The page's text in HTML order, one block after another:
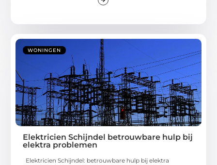
WONINGEN
Elektricien Schijndel betrouwbare hulp bij
elektra problemen
Elektricien Schijndel: betrouwbare hulp bij elektra